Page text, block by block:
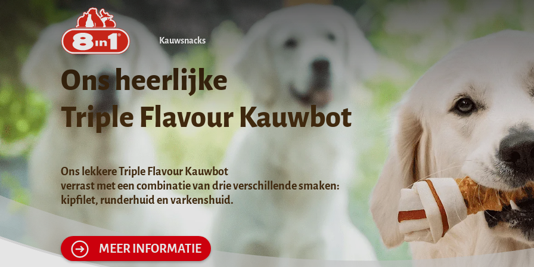
Kauwsnacks
Ons heerlijke
Triple Flavour Kauwbot
Ons lekkere Triple Flavour Kauwbot
verrast met een combinatie van drie verschillende smaken:
kipfilet, runderhuid en varkenshuid.
MEER INFORMATIE